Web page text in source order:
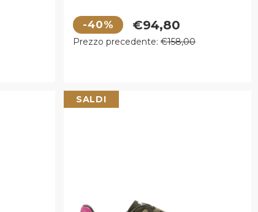
e Gray Morning Onyx e Winter Pear
-40%
Prezzo di vendita€94,80
Prezzo regolare
Prezzo precedente: €158,00
SALDI